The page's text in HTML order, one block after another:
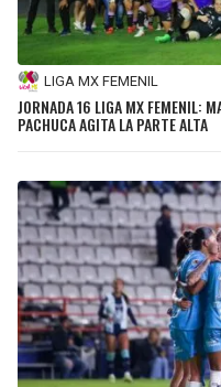
LIGA MX FEMENIL
JORNADA 16 LIGA MX FEMENIL:
PACHUCA AGITA LA PARTE ALTA